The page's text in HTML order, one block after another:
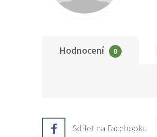
Hodnocení 0
Sdílet na Facebooku